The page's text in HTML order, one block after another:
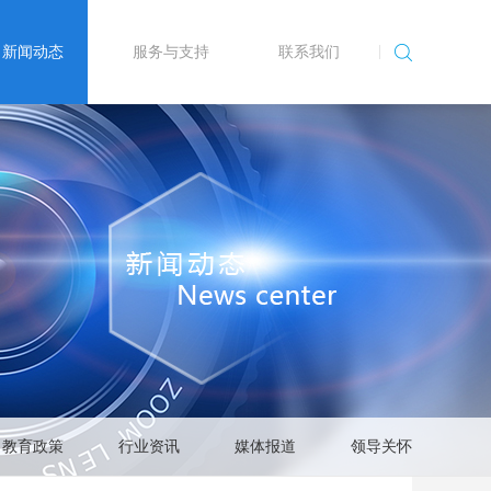
新闻动态 服务与支持 联系我们
教育政策 行业资讯 媒体报道 领导关怀